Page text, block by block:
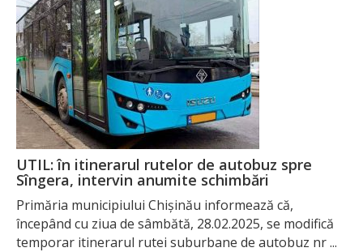
UTIL: în itinerarul rutelor de autobuz spre
Sîngera, intervin anumite schimbări
Primăria municipiului Chișinău informează că,
începând cu ziua de sâmbătă, 28.02.2025, se modifică
temporar itinerarul rutei suburbane de autobuz nr ...